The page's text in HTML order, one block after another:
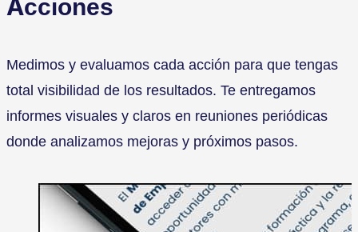
Acciones
Medimos y evaluamos cada acción para que tengas
total visibilidad de los resultados. Te entregamos
informes visuales y claros en reuniones periódicas
donde analizamos mejoras y próximos pasos.